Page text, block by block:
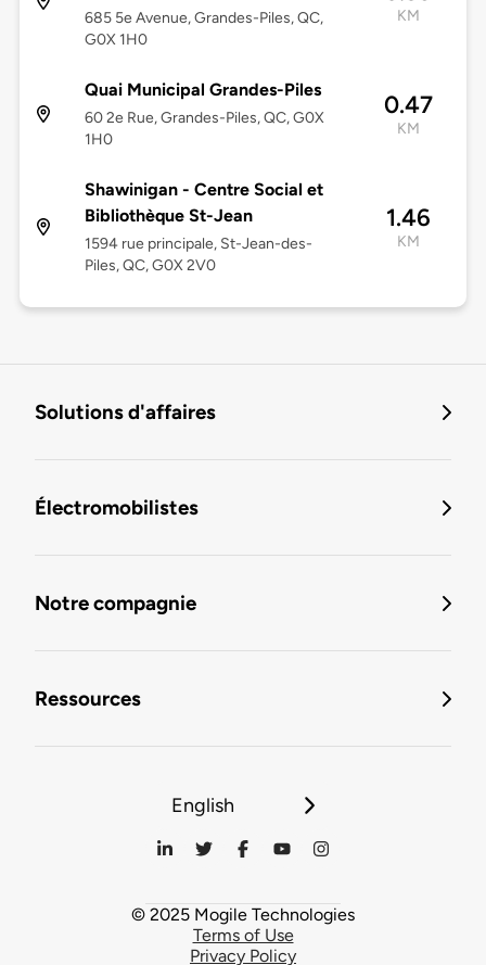
685 5e Avenue, Grandes-Piles, QC,
G0X 1H0
KM
Quai Municipal Grandes-Piles
60 2e Rue, Grandes-Piles, QC, G0X
1H0
0.47
KM
Shawinigan - Centre Social et
Bibliothèque St-Jean
1594 rue principale, St-Jean-des-
Piles, QC, G0X 2V0
1.46
KM
Solutions d'affaires
Électromobilistes
Notre compagnie
Ressources
English
© 2025 Mogile Technologies
Terms of Use
Privacy Policy